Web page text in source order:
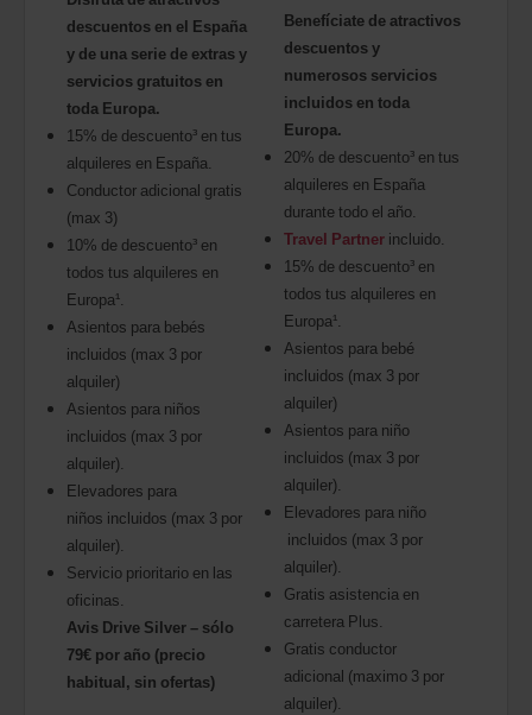
descuentos en el España
y de una serie de extras y
servicios gratuitos en
toda Europa.
15% de descuento³ en tus
alquileres en España.
Conductor adicional gratis
(max 3)
10% de descuento³ en
todos tus alquileres en
Europa¹.
Asientos para bebés
incluidos (max 3 por
alquiler)
Asientos para niños
incluidos (max 3 por
alquiler).
Elevadores para
niños incluidos (max 3 por
alquiler).
Servicio prioritario en las
oficinas.
Avis Drive Silver – sólo
79€ por año (precio
habitual, sin ofertas)
Benefíciate de atractivos
descuentos y
numerosos servicios
incluidos en toda
Europa.
20% de descuento³ en tus
alquileres en España
durante todo el año.
Travel Partner incluido.
15% de descuento³ en
todos tus alquileres en
Europa¹.
Asientos para bebé
incluidos (max 3 por
alquiler)
Asientos para niño
incluidos (max 3 por
alquiler).
Elevadores para niño
incluidos (max 3 por
alquiler).
Gratis asistencia en
carretera Plus.
Gratis conductor
adicional (maximo 3 por
alquiler).